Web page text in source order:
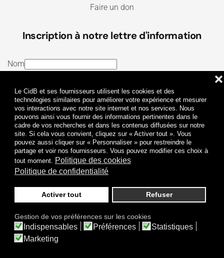
Le CidB et ses fournisseurs utilisent les cookies et des
technologies similaires pour améliorer votre expérience et mesurer
vos interactions avec notre site internet et nos services. Nous
pouvons ainsi vous fournir des informations pertinentes dans le
cadre de vos recherches et dans les contenus diffusées sur notre
site. Si cela vous convient, cliquez sur « Activer tout ». Vous
pouvez aussi cliquer sur « Personnaliser » pour restreindre le
partage et voir nos fournisseurs. Vous pouvez modifier ces choix à
tout moment. Politique des cookies
Politique de confidentialité
Activer tout Refuser
❌
Gestion de vos préférences sur les cookies
Indispensables Préférences
Statistiques
Marketing
Faire un don
Inscription à notre lettre d'information
Nom
J’ai lu et j’accepte lesTermes et conditionset la
Politique de confidentialité
Je m'abonne
© 2009-2026 CidB. Tous droits réservés.